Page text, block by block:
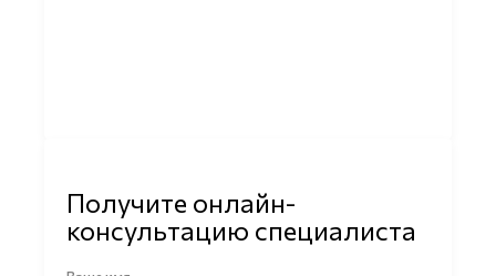
Получите онлайн-
консультацию специалиста